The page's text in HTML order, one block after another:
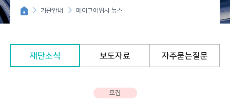
기관안내 메이크어위시 뉴스
재단소식 보도자료 자주묻는질문
모집